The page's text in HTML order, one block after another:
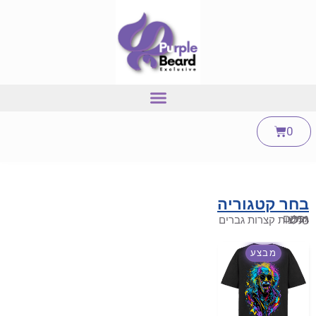
0
בחר קטגוריה
גברים
חדש
חולצות קצרות גברים
כללי
מבצע